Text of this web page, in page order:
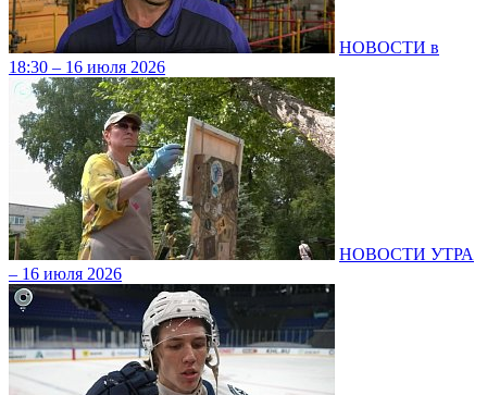
НОВОСТИ в
18:30 – 16 июля 2026
НОВОСТИ УТРА
– 16 июля 2026